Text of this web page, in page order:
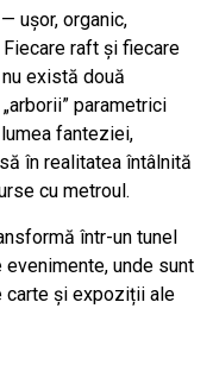
ușor, organic,
raft și fiecare
există două
parametrici
fanteziei,
în realitatea întâlnită
cu metroul.
într-un tunel
unde sunt
carte și expoziții ale